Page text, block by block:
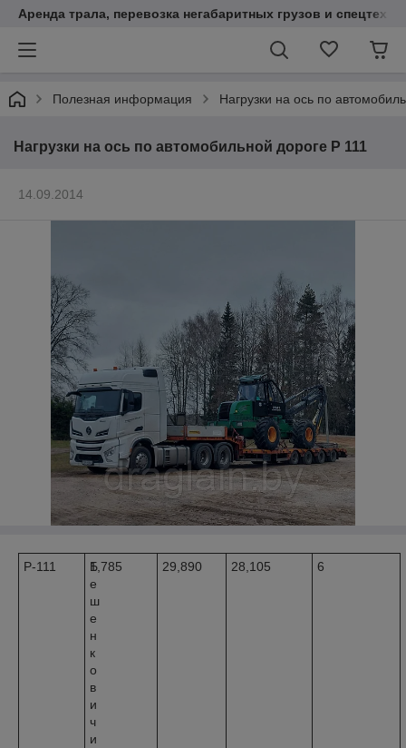
Аренда трала, перевозка негабаритных грузов и
Полезная информация Нагрузки на ось по
Нагрузки на ось по автомобильной дороге Р 111
14.09.2014
Р-111
Б
е
ш
е
н
к
о
в
и
ч
и
1,785 29,890 28,105 6